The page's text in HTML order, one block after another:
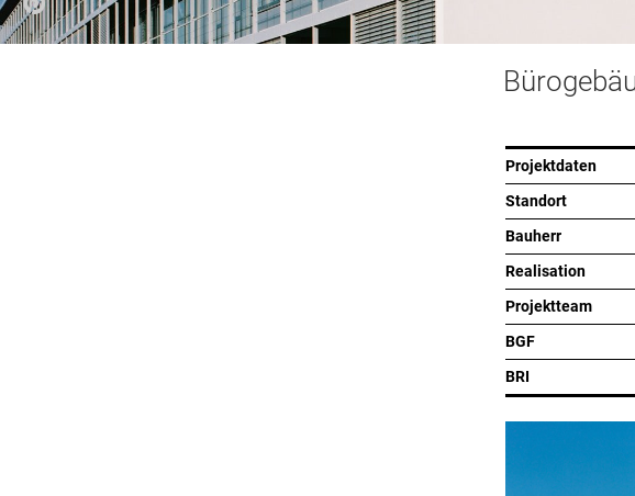
Projektdaten
Standort
Bauherr
Realisation
Projektteam
BGF
BRI